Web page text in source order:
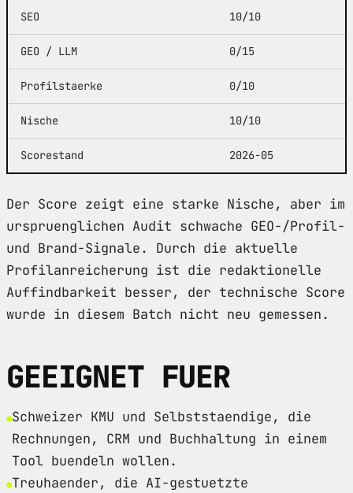
SEO 10/10
GEO / LLM 0/15
Profilstaerke 0/10
Nische 10/10
Scorestand 2026-05
Der Score zeigt eine starke Nische, aber im
urspruenglichen Audit schwache GEO-/Profil-
und Brand-Signale. Durch die aktuelle
Profilanreicherung ist die redaktionelle
Auffindbarkeit besser, der technische Score
wurde in diesem Batch nicht neu gemessen.
GEEIGNET FUER
Schweizer KMU und Selbststaendige, die
Rechnungen, CRM und Buchhaltung in einem
Tool buendeln wollen.
Treuhaender, die AI-gestuetzte